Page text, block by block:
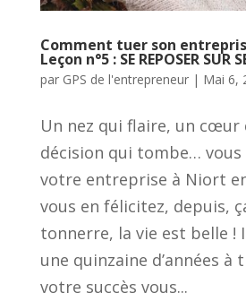
Comment tuer son
Leçon n°5 : SE REPOSER SUR
par GPS de l'entrepreneur| Mai 6,
Un nez qui flaire, un cœur
décision qui tombe… vous
votre entreprise à Niort
vous en félicitez, depuis,
tonnerre, la vie est belle !
une quinzaine d’années à
votre succès vous...